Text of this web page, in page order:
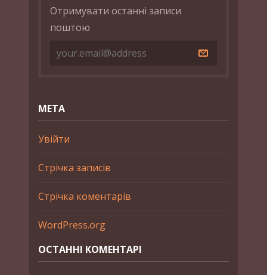
Отримувати останні записи
поштою
МЕТА
Увійти
Стрічка записів
Стрічка коментарів
WordPress.org
ОСТАННІ КОМЕНТАРІ